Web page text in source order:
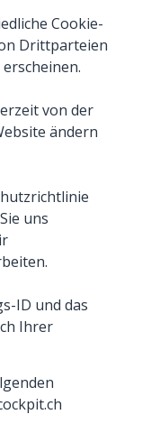
Cookie-
Drittparteien
von der
ändern
uns
ID und das
Ihrer